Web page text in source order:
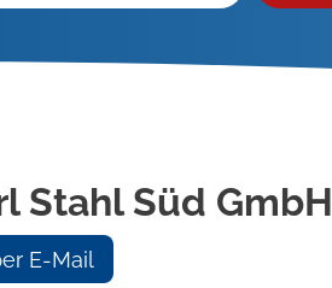
Stahl Süd GmbH
E-Mail